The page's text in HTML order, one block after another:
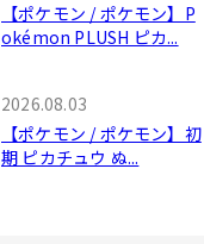
【ポケモン / ポケモン】P
okémon PLUSH ピカ...
2026.08.03
【ポケモン / ポケモン】初
期 ピカチュウ ぬ...